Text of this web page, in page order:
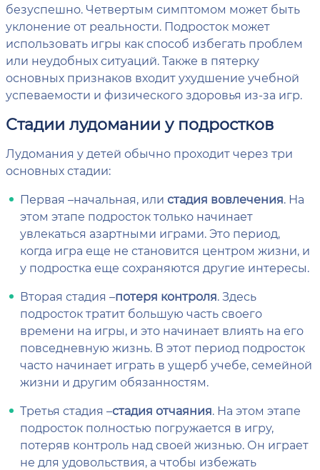
безуспешно. Четвертым симптомом может быть
уклонение от реальности. Подросток может
использовать игры как способ избегать проблем
или неудобных ситуаций. Также в пятерку
основных признаков входит ухудшение учебной
успеваемости и физического здоровья из-за игр.
Стадии лудомании у подростков
Лудомания у детей обычно проходит через три
основных стадии:
Первая –начальная, или стадия вовлечения. На
этом этапе подросток только начинает
увлекаться азартными играми. Это период,
когда игра еще не становится центром жизни, и
у подростка еще сохраняются другие интересы.
Вторая стадия –потеря контроля. Здесь
подросток тратит большую часть своего
времени на игры, и это начинает влиять на его
повседневную жизнь. В этот период подросток
часто начинает играть в ущерб учебе, семейной
жизни и другим обязанностям.
Третья стадия –стадия отчаяния. На этом этапе
подросток полностью погружается в игру,
потеряв контроль над своей жизнью. Он играет
не для удовольствия, а чтобы избежать